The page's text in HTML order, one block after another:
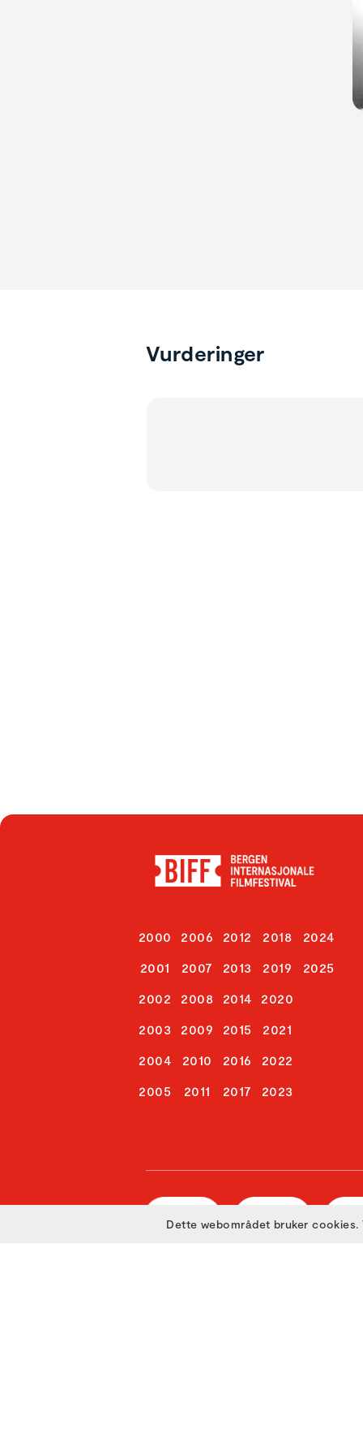
Vurderinger
2000
2001
2002
2003
2004
2005
2006
2007
2008
2009
2010
2011
2012
2013
2014
2015
2016
2017
2018
2019
2020
2021
2022
2023
2024
2025
Dette webområdet bruker